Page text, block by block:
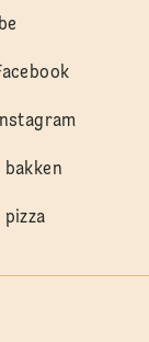
bakken
pizza